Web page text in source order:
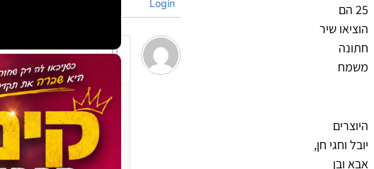
25 הם
הוציאו שיר
חתונה
משמח
היוצרים
יובל וחגי חן,
אבא ובן